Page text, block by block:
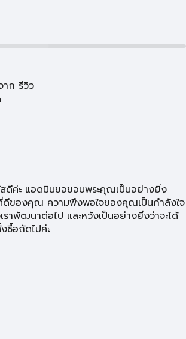
าก รีวิว
ดีค่ะ แอดมินขอขอบพระคุณเป็นอย่างยิ่ง
ที่ดีของคุณ ความพึงพอใจของคุณเป็นกำลังใจ
าพัฒนาต่อไป และหวังเป็นอย่างยิ่งว่าจะได้
ซื้อถัดไปค่ะ